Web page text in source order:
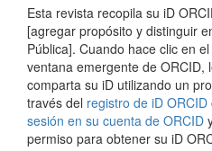
Esta revista recopila su iD
[agregar propósito y distinguir
Pública]. Cuando hace clic en
ventana emergente de ORCID,
comparta su iD utilizando un
través del registro de iD ORCID
sesión en su cuenta de ORCID
permiso para obtener su iD